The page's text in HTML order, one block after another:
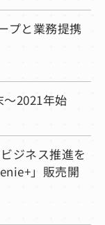
プと業務提携
2021年始
ジネス推進を
」販売開